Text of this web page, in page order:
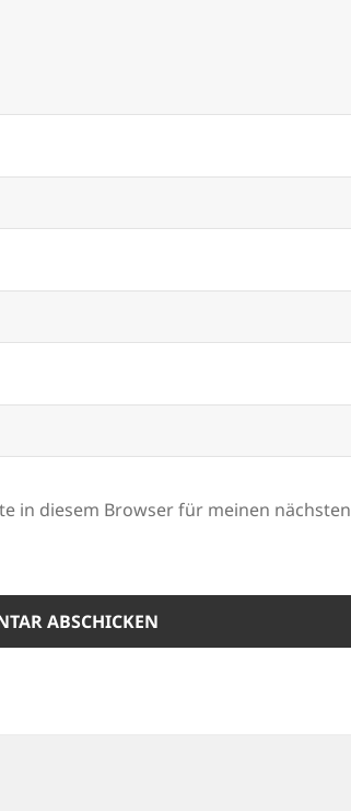
in diesem Browser für meinen nächsten